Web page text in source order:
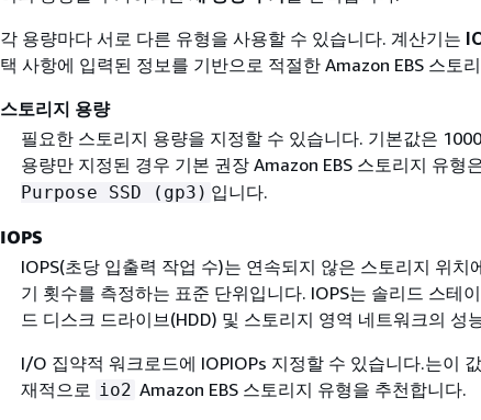
각 용량마다 서로 다른 유형을 사용할 수 있습니다. 계산기는
택 사항에 입력된 정보를 기반으로 적절한 Amazon EBS 스토
스토리지 용량
필요한 스토리지 용량을 지정할 수 있습니다. 기본값은
용량만 지정된 경우 기본 권장 Amazon EBS 스토리지 유형
Purpose SSD (gp3) 입니다.
IOPS
IOPS(초당 입출력 작업 수)는 연속되지 않은 스토리지 위치
기 횟수를 측정하는 표준 단위입니다. IOPS는 솔리드 스테
드 디스크 드라이브(HDD) 및 스토리지 영역 네트워크의 성
I/O 집약적 워크로드에 IOPIOPs 지정할 수 있습니다.는이
재적으로 io2 Amazon EBS 스토리지 유형을 추천합니다.